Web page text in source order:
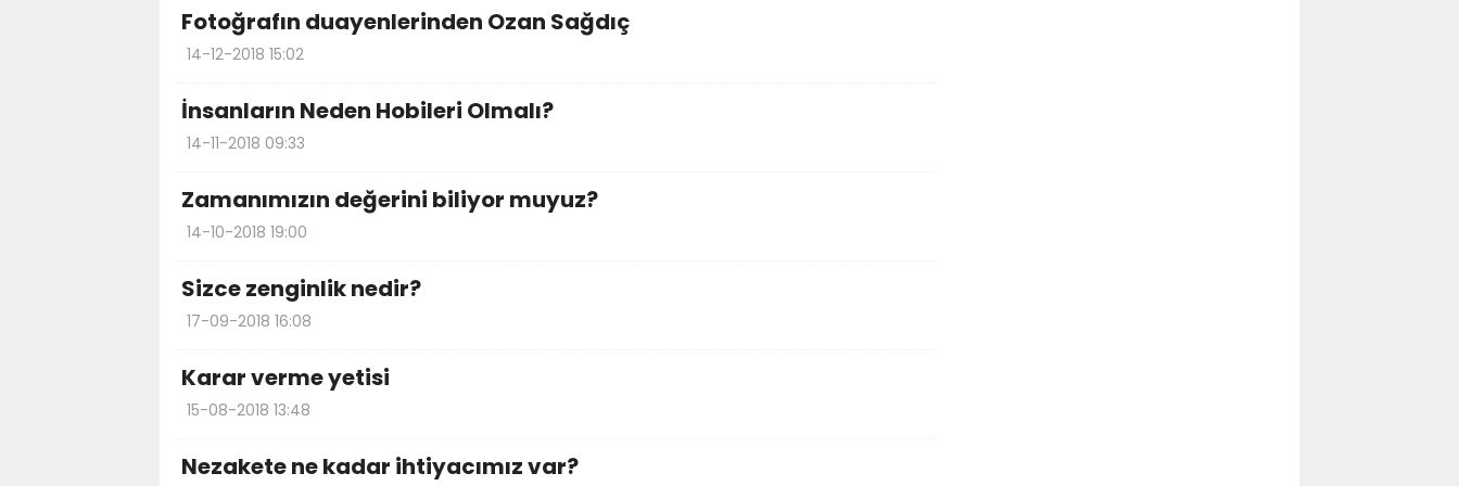
Fotoğrafın duayenlerinden Ozan Sağdıç
14-12-2018 15:02
İnsanların Neden Hobileri Olmalı?
14-11-2018 09:33
Zamanımızın değerini biliyor muyuz?
14-10-2018 19:00
Sizce zenginlik nedir?
17-09-2018 16:08
Karar verme yetisi
15-08-2018 13:48
Nezakete ne kadar ihtiyacımız var?